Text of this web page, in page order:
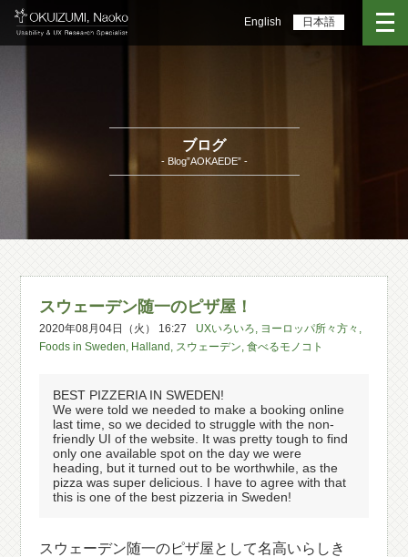
English 日本語
ブログ
- Blog”AOKAEDE” -
スウェーデン随一のピザ屋！
2020年08月04日（火） 16:27 UXいろいろ, ヨーロッパ所々方々 ,
Foods in Sweden, Halland , スウェーデン,食べるモノコト
BEST PIZZERIA IN SWEDEN!
We were told we needed to make a booking online
last time, so we decided to struggle with the non-
friendly UI of the website. It was pretty tough to find
only one available spot on the day we were
heading, but it turned out to be worthwhile, as the
pizza was super delicious. I have to agree with that
this is one of the best pizzeria in Sweden!
スウェーデン随一のピザ屋として名高いらしき